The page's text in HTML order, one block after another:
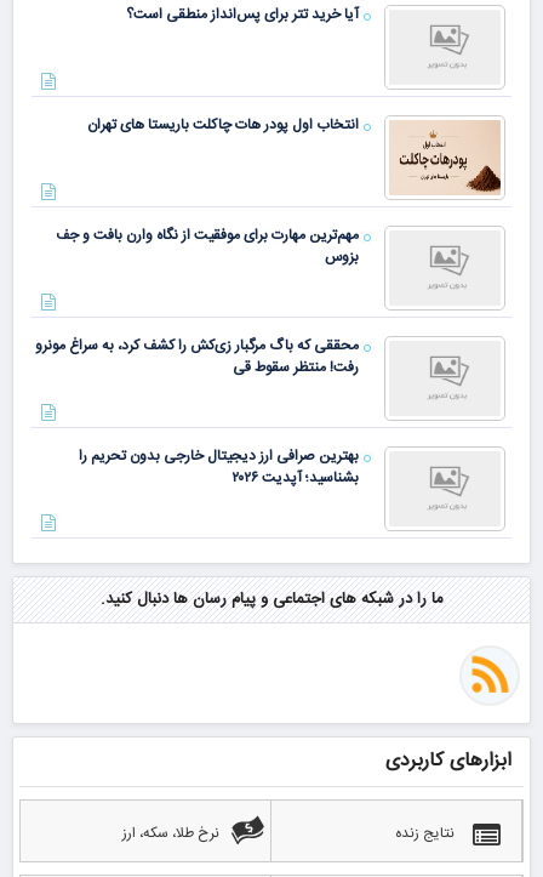
آیا خرید تتر برای پس‌انداز منطقی است؟
انتخاب اول پودر هات چاکلت باریستا های تهران
مهم‌ترین مهارت برای موفقیت از نگاه وارن بافت و جف
بزوس
محققی که باگ مرگبار زی‌کش را کشف کرد، به سراغ مونرو
رفت! منتظر سقوط قی
بهترین صرافی ارز دیجیتال خارجی بدون تحریم را
بشناسید؛ آپدیت ۲۰۲۶
ما را در شبکه های اجتماعی و پیام رسان ها دنبال کنید.
ابزارهای کاربردی
نتایج زنده نرخ طلا، سکه، ارز